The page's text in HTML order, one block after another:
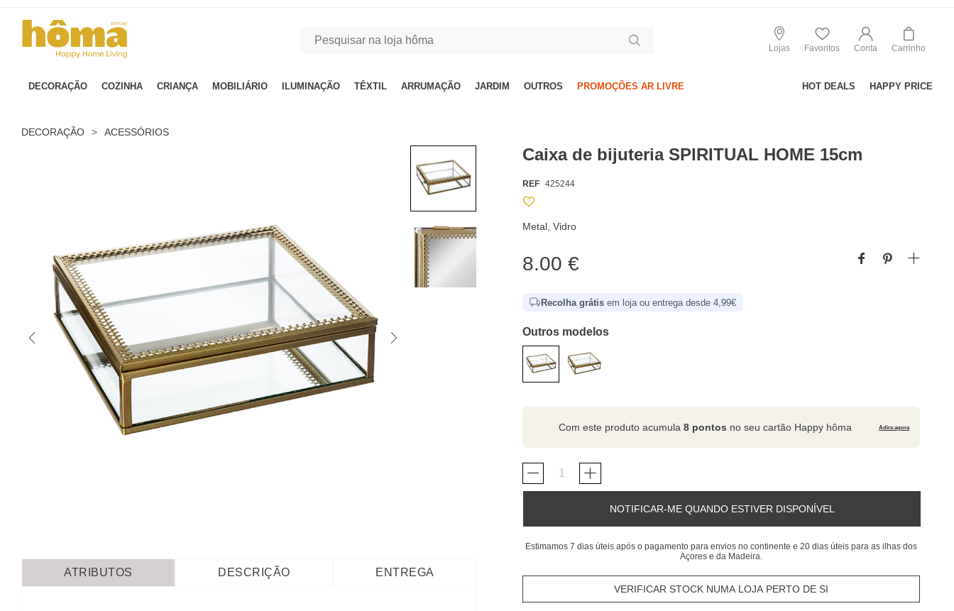
Lojas Favoritos Conta Carrinho
DECORAÇÃO COZINHA CRIANÇA MOBILIÁRIO ILUMINAÇÃO TÊXTIL ARRUMAÇÃO JARDIM OUTROS PROMOÇÕES AR LIVRE HOT DEALS HAPPY PRICE
DECORAÇÃO > ACESSÓRIOS
Caixa de bijuteria SPIRITUAL HOME 15cm
REF 425244
Metal, Vidro
8.00 €
Recolha grátis em loja ou entrega desde 4,99€
Outros modelos
Com este produto acumula8 pontos no seu cartão Happy hôma Adira agora
NOTIFICAR-ME QUANDO ESTIVER DISPONÍVEL
Estimamos 7 dias úteis após o pagamento para envios no continente e 20 dias úteis para as ilhas dos
Açores e da Madeira.
VERIFICAR STOCK NUMA LOJA PERTO DE SI
ATRIBUTOS DESCRIÇÃO ENTREGA